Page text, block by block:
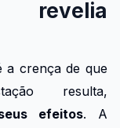
revelia
a crença de que
resulta,
efeitos. A